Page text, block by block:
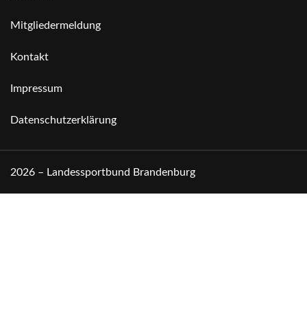
Mitgliedermeldung
Kontakt
Impressum
Datenschutzerklärung
2026 – Landessportbund Brandenburg